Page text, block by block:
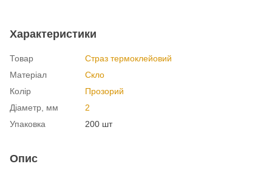
Характеристики
Товар
Страз термоклейовий
Матеріал
Скло
Колір
Прозорий
Діаметр, мм
2
Упаковка
200 шт
Опис